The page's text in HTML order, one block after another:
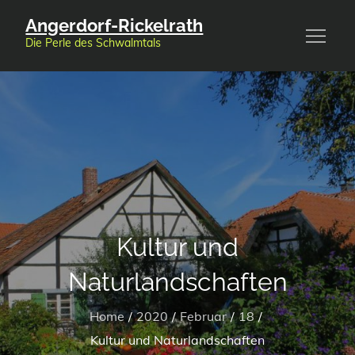
Angerdorf-Rickelrath
Die Perle des Schwalmtals
Kultur und
Naturlandschaften
Home 2020 Februar
18
Kultur und Naturlandschaften